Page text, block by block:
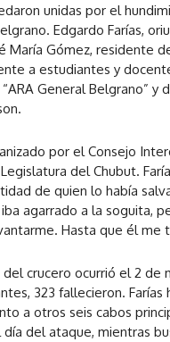
unidas por el
Edgardo Farías,
María Gómez, residente
a estudiantes y
“ARA General Belgrano”
por el Consejo
del Chubut.
de quien lo había
agarrado a la soguita,
Hasta que él me
crucero ocurrió el 2 de
323 fallecieron. Farías
a otros seis cabos
del ataque, mientras